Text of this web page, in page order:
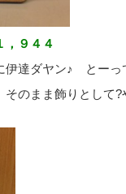
９４４
伊達ダヤン♪ とーっ
そのまま飾りとして